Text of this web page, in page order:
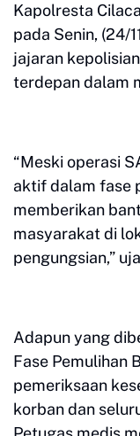
Kapolresta
pada Senin, (24/
jajaran
terdepan dalam
“Meski operasi
aktif dalam fase
memberikan
masyarakat di
pengungsian,”
Adapun yang
Fase Pemulihan
pemeriksaan
korban dan